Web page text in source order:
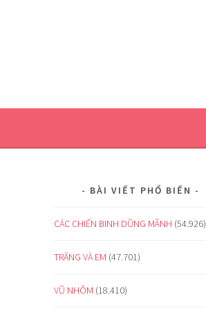
BÀI VIẾT PHỔ BIẾN
CÁC CHIẾN BINH DŨNG MÃNH (54.926)
TRĂNG VÀ EM (47.701)
VŨ NHÔM (18.410)